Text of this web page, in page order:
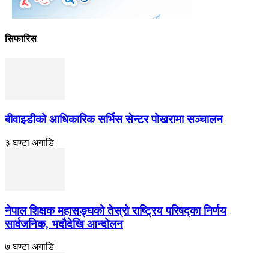
सिफारिस
बीवाइडीको आधिकारिक सर्भिस सेन्टर पोखरामा सञ्चालन
३ घण्टा अगाडि
नेपाल शिक्षक महासङ्घको तेस्रो राष्ट्रिय परिषद्का निर्णय
सार्वजनिक, भदाैदेखि आन्दाेलन
७ घण्टा अगाडि